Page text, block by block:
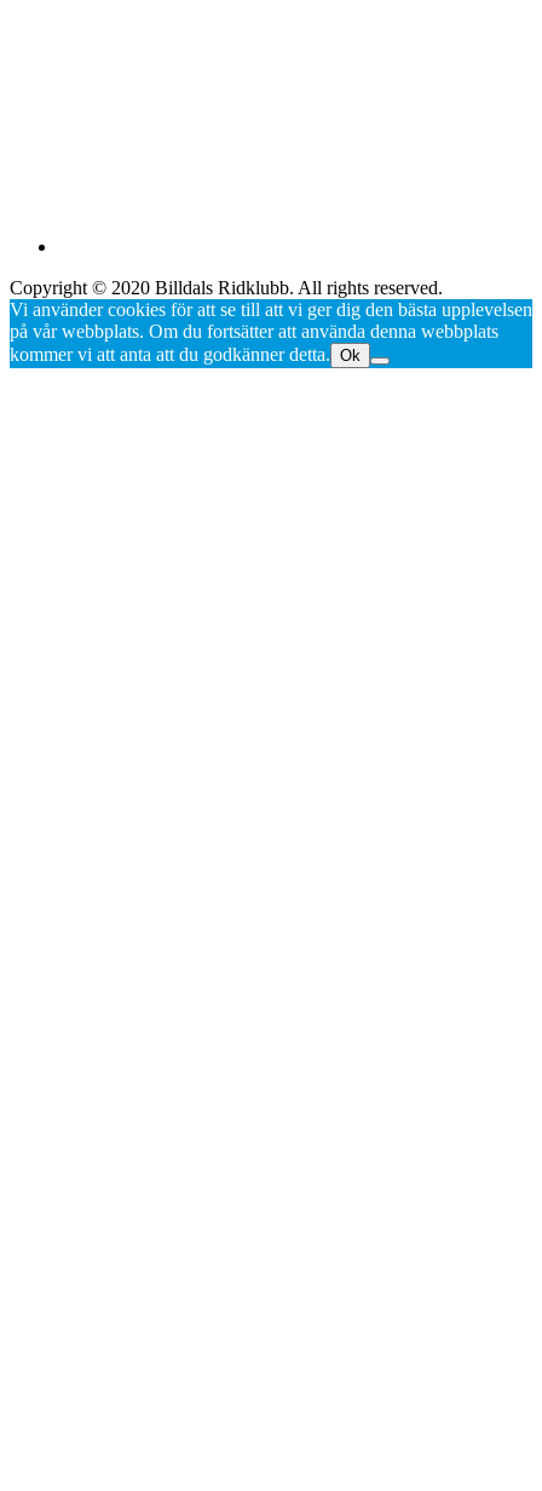
Copyright © 2020 Billdals Ridklubb. All rights reserved.
Vi använder cookies för att se till att vi ger dig den bästa upplevelsen
på vår webbplats. Om du fortsätter att använda denna webbplats
kommer vi att anta att du godkänner detta. Ok